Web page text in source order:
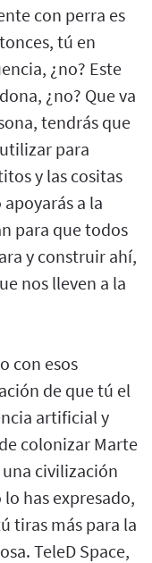
con perra es
tú en
¿no? Este
¿no? Que va
tendrás que
para
y las cositas
a la
para que todos
y construir ahí,
nos lleven a la
con esos
de que tú el
artificial y
colonizar Marte
una civilización
has expresado,
tiras más para la
TeleD Space,